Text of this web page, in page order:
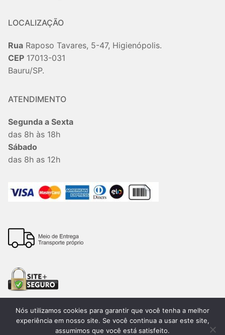
LOCALIZAÇÃO
Rua Raposo Tavares, 5-47, Higienópolis.
CEP 17013-031
Bauru/SP.
ATENDIMENTO
Segunda a Sexta
das 8h às 18h
Sábado
das 8h as 12h
Todos os direitos reservados. 2026®. Lemon Bauru –
Nós utilizamos cookies para garantir que você tenha a melhor
experiência em nosso site. Se você continua a usar este site,
assumimos que você está satisfeito.